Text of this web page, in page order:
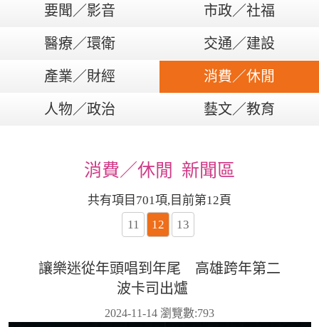
要聞／影音 市政／社福
醫療／環衛 交通／建設
產業／財經 消費／休閒
人物／政治 藝文／教育
消費／休閒 新聞區
共有項目701項,目前第12頁
11
12 13
讓樂迷從年頭唱到年尾 高雄跨年第二
波卡司出爐
2024-11-14 瀏覽數:793